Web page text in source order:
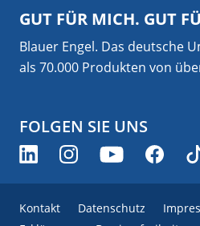
GUT FÜR MICH. GUT
Blauer Engel. Das deutsche
als 70.000 Produkten von
FOLGEN SIE UNS
Kontakt Datenschutz